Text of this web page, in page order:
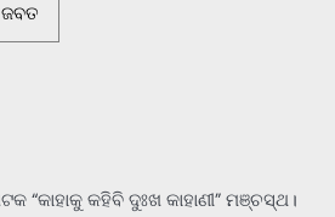
“କାହାକୁ କହିବି ଦୁଃଖ କାହାଣୀ” ମଞ୍ଚସ୍ଥ।